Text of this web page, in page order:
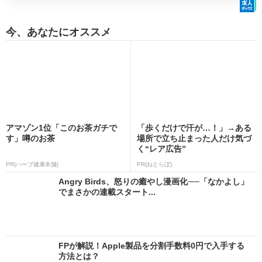
今、あなたにオススメ
アマゾン1位「このお茶ガチで
す」噂のお茶
PR(ハーブ健康本舗)
「歩くだけで汗が…！」→ある
場所で立ち止まった人だけ気づ
く“レア広告”
PR(ねとらぼ)
Angry Birds、怒りの癒やし漫画化──「なかよし」
でまさかの連載スタート...
FPが解説！Apple製品を分割手数料0円で入手する
方法とは？